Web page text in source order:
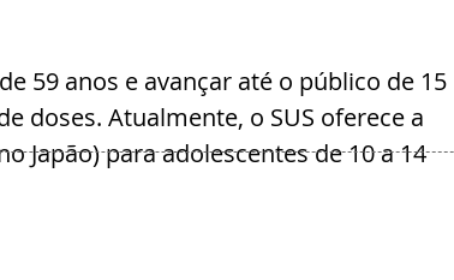
59 anos e avançar até o público de 15
doses. Atualmente, o SUS oferece a
Japão) para adolescentes de 10 a 14